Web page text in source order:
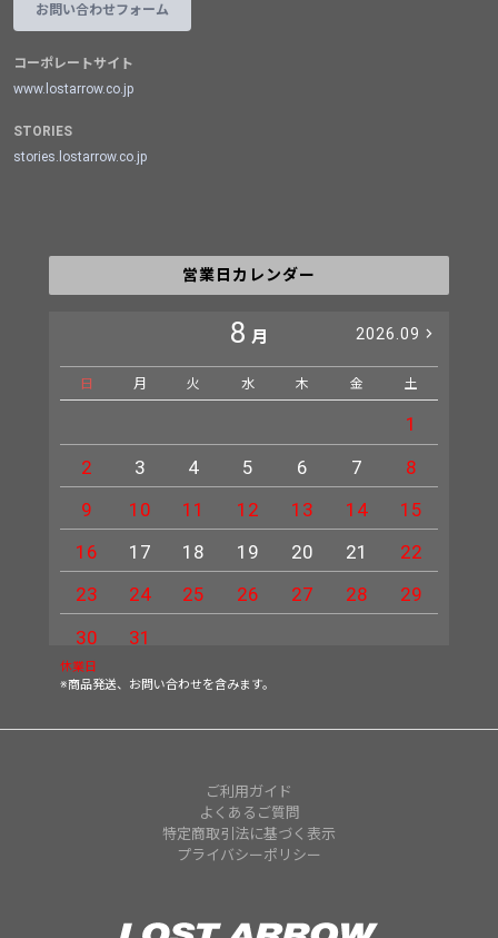
お問い合わせフォーム
コーポレートサイト
www.lostarrow.co.jp
STORIES
stories.lostarrow.co.jp
営業日カレンダー
8 月 2026.09
日 月 火 水 木 金 土
1
2
3 4 5 6 7
8
9
10 11 12 13 14
15
16
17 18 19 20 21
22
23
24 25 26 27 28
29
30
31
休業日
※商品発送、お問い合わせを含みます。
ご利用ガイド
よくあるご質問
特定商取引法に基づく表示
プライバシーポリシー